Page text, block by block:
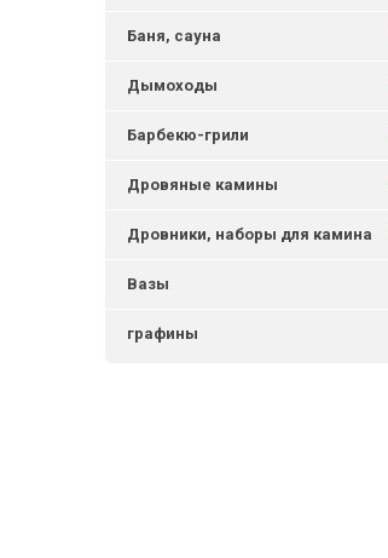
Баня, сауна
Дымоходы
Барбекю-грили
Дровяные камины
Дровники, наборы для камина
Вазы
графины